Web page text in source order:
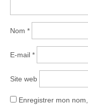
Nom *
E-mail *
Site web
Enregistrer mon